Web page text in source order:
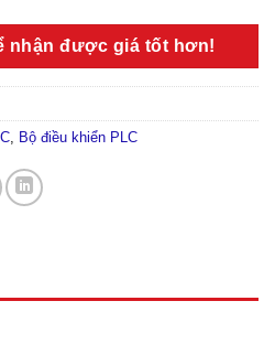
nhận được giá tốt hơn!
Bộ điều khiển PLC